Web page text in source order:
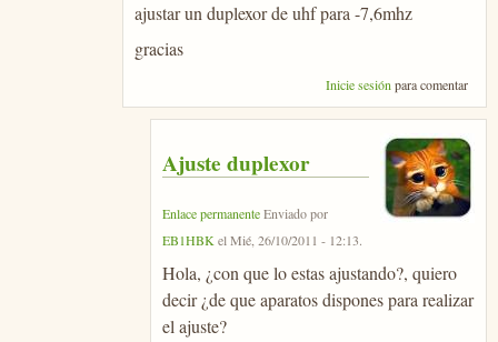
ajustar un duplexor de uhf para -7,6mhz
gracias
Inicie sesiónpara comentar
Ajuste duplexor
Enlace permanenteEnviado por
EB1HBK elMié, 26/10/2011 - 12:13.
Hola, ¿con que lo estas ajustando?, quiero
decir ¿de que aparatos dispones para realizar
el ajuste?